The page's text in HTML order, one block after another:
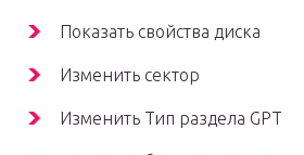
Показать свойства диска
Изменить сектор
Изменить Тип раздела GPT